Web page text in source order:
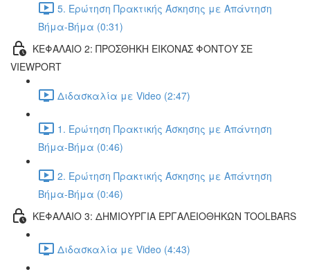
5. Ερώτηση Πρακτικής Άσκησης με Απάντηση
Βήμα-Βήμα (0:31)
ΚΕΦΑΛΑΙΟ 2: ΠΡΟΣΘΗΚΗ ΕΙΚΟΝΑΣ ΦΟΝΤΟΥ ΣΕ
VIEWPORT
Διδασκαλία με Video (2:47)
1. Ερώτηση Πρακτικής Άσκησης με Απάντηση
Βήμα-Βήμα (0:46)
2. Ερώτηση Πρακτικής Άσκησης με Απάντηση
Βήμα-Βήμα (0:46)
ΚΕΦΑΛΑΙΟ 3: ΔΗΜΙΟΥΡΓΙΑ ΕΡΓΑΛΕΙΟΘΗΚΩΝ TOOLBARS
Διδασκαλία με Video (4:43)